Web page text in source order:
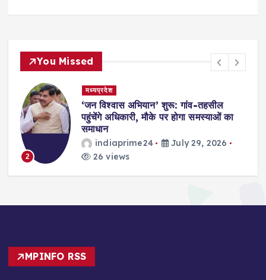
You Missed
2
मध्यप्रदेश
‘जन विश्वास अभियान’ शुरू: गांव-तहसील
पहुंचेंगे अधिकारी, मौके पर होगा समस्याओं का
समाधान
indiaprime24
July 29, 2026
26 views
MPINFO RSS